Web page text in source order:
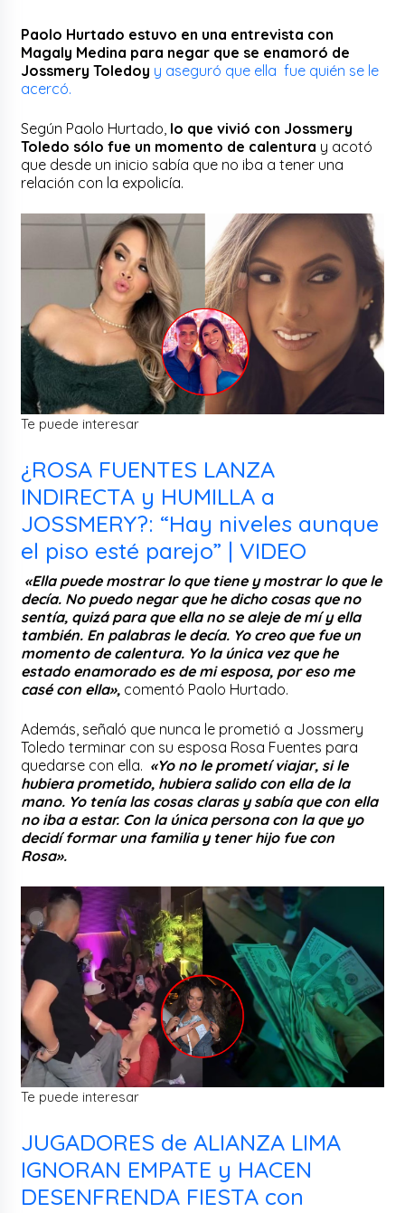
Paolo Hurtado estuvo en una entrevista con
Magaly Medina para negar que se enamoró de
Jossmery Toledoy y aseguró que ella fue quién se le
acercó.
Según Paolo Hurtado, lo que vivió con Jossmery
Toledo sólo fue un momento de calentura y acotó
que desde un inicio sabía que no iba a tener una
relación con la expolicía.
Te puede interesar
¿ROSA FUENTES LANZA
INDIRECTA y HUMILLA a
JOSSMERY?: “Hay niveles aunque
el piso esté parejo” | VIDEO
«Ella puede mostrar lo que tiene y mostrar lo que le
decía. No puedo negar que he dicho cosas que no
sentía, quizá para que ella no se aleje de mí y ella
también. En palabras le decía. Yo creo que fue un
momento de calentura. Yo la única vez que he
estado enamorado es de mi esposa, por eso me
casé con ella», comentó Paolo Hurtado.
Además, señaló que nunca le prometió a Jossmery
Toledo terminar con su esposa Rosa Fuentes para
quedarse con ella. «Yo no le prometí viajar, si le
hubiera prometido, hubiera salido con ella de la
mano. Yo tenía las cosas claras y sabía que con ella
no iba a estar. Con la única persona con la que yo
decidí formar una familia y tener hijo fue con
Rosa».
Te puede interesar
JUGADORES de ALIANZA LIMA
IGNORAN EMPATE y HACEN
DESENFRENDA FIESTA con